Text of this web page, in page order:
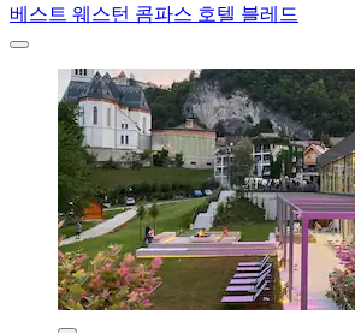
베스트 웨스턴 콤파스 호텔 블레드